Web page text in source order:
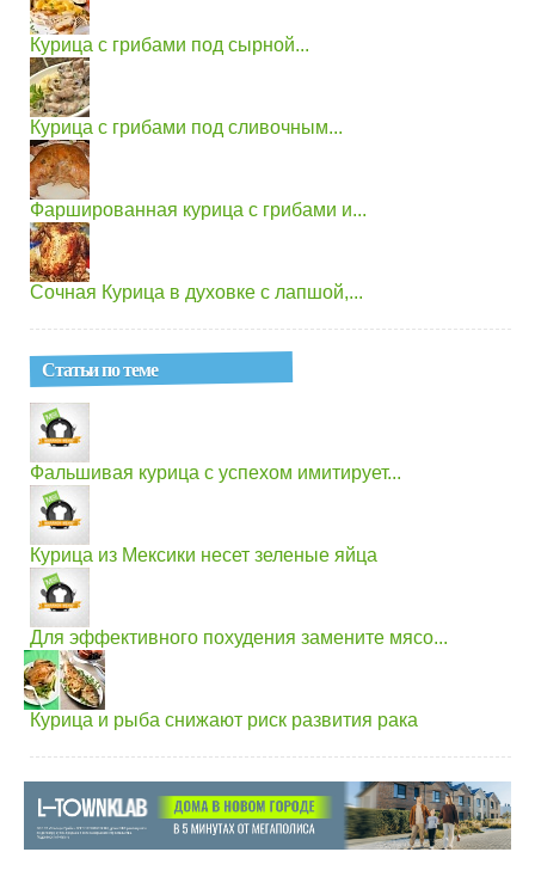
Курица с грибами под сырной...
Курица с грибами под сливочным...
Фаршированная курица с грибами и...
Сочная Курица в духовке с лапшой,...
Статьи по теме
Фальшивая курица с успехом имитирует...
Курица из Мексики несет зеленые яйца
Для эффективного похудения замените мясо...
Курица и рыба снижают риск развития рака